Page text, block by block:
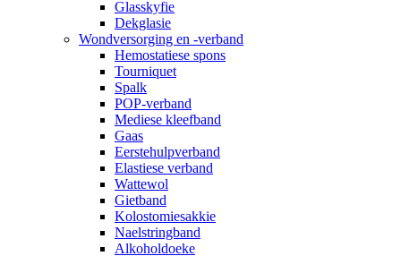
Glasskyfie
Dekglasie
Wondversorging en -verband
Hemostatiese spons
Tourniquet
Spalk
POP-verband
Mediese kleefband
Gaas
Eerstehulpverband
Elastiese verband
Wattewol
Gietband
Kolostomiesakkie
Naelstringband
Alkoholdoeke